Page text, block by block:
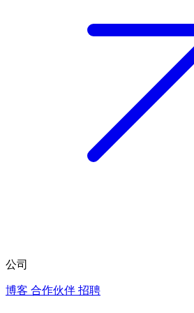
公司
博客 合作伙伴 招聘